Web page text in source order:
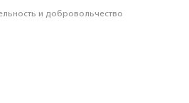
и доброволь­чест­во